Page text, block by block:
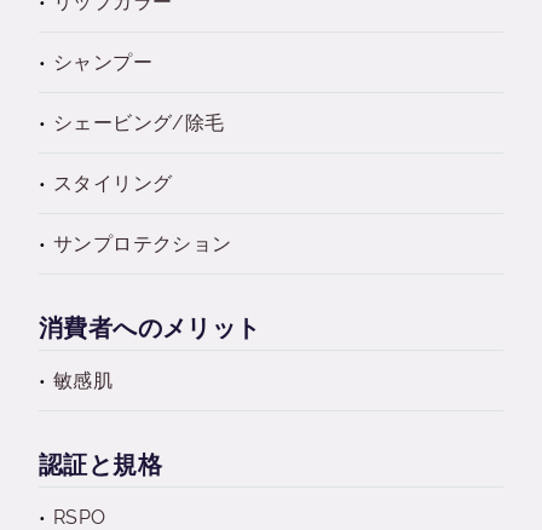
シャンプー
シェービング/除毛
スタイリング
サンプロテクション
消費者へのメリット
敏感肌
認証と規格
RSPO